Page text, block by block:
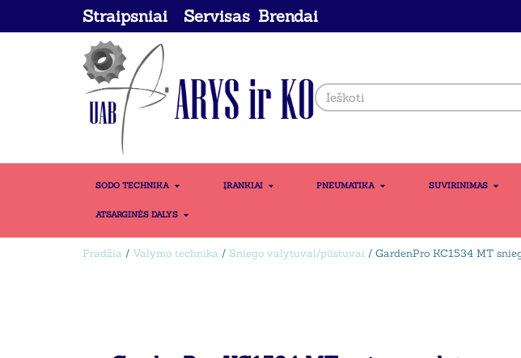
Straipsniai Servisas Brendai
SODO TECHNIKA ĮRANKIAI PNEUMATIKA SUVIRINIMAS
ATSARGINĖS DALYS
Pradžia / Valymo technika / Sniego valytuvai/pūstuvai / GardenPro KC1534 MT